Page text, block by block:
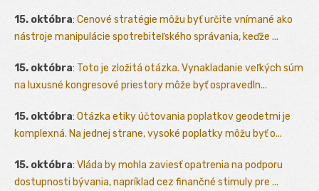
15. októbra: Cenové stratégie môžu byť určite vnímané ako
nástroje manipulácie spotrebiteľského správania, keďže ...
15. októbra: Toto je zložitá otázka. Vynakladanie veľkých súm
na luxusné kongresové priestory môže byť ospravedln...
15. októbra: Otázka etiky účtovania poplatkov geodetmi je
komplexná. Na jednej strane, vysoké poplatky môžu byť o...
15. októbra: Vláda by mohla zaviesť opatrenia na podporu
dostupnosti bývania, napríklad cez finančné stimuly pre ...